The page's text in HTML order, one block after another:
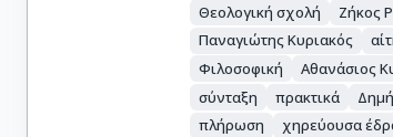
Θεολογική σχολή
Ζήκος
Παναγιώτης Κυριακός
Φιλοσοφική
Αθανάσιος
σύνταξη
πρακτικά
πλήρωση
χηρεύουσα